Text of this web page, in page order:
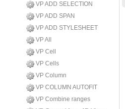
VP ADD SELECTION
VP ADD SPAN
VP ADD STYLESHEET
VP All
VP Cell
VP Cells
VP Column
VP COLUMN AUTOFIT
VP Combine ranges